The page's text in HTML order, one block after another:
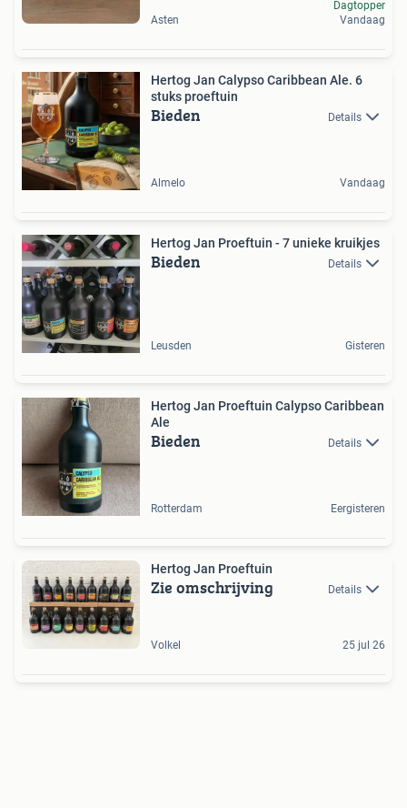
Asten
Dagtopper
Vandaag
Hertog Jan Calypso Caribbean Ale. 6
stuks proeftuin
Bieden Details
Almelo Vandaag
Hertog Jan Proeftuin - 7 unieke kruikjes
Bieden Details
Leusden Gisteren
Hertog Jan Proeftuin Calypso Caribbean
Ale
Bieden Details
Rotterdam Eergisteren
Hertog Jan Proeftuin
Zie omschrijving Details
Volkel 25 jul 26